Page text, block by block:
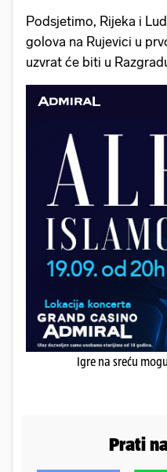
Podsjetimo, Rijeka i
golova na Rujevici u
uzvrat će biti u
Igre na sreću
Prati